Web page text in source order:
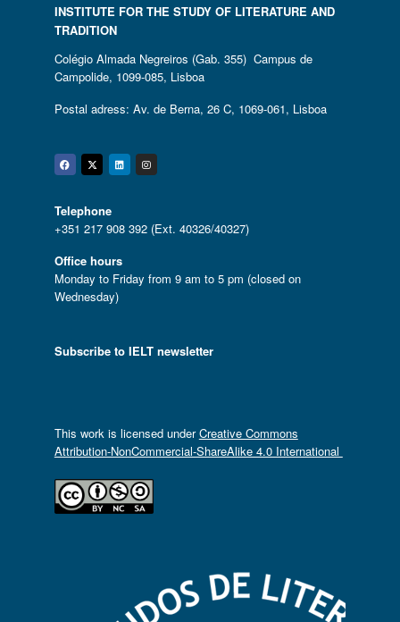
INSTITUTE FOR THE STUDY OF LITERATURE AND
TRADITION
Colégio Almada Negreiros (Gab. 355) Campus de
Campolide, 1099-085, Lisboa
Postal adress: Av. de Berna, 26 C, 1069-061, Lisboa
Facebook
Twitter
Linkedin
Instagram
Telephone
+351 217 908 392 (Ext. 40326/40327)
Office hours
Monday to Friday from 9 am to 5 pm (closed on
Wednesday)
Subscribe to IELT newsletter
This work is licensed underCreative Commons
Attribution-NonCommercial-ShareAlike 4.0 International